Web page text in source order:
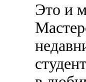
Это и